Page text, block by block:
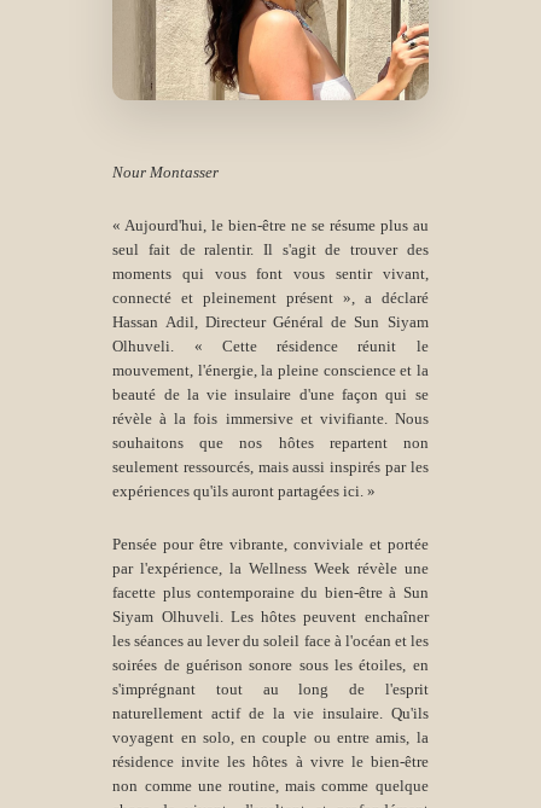
Nour Montasser
« Aujourd'hui, le bien-être ne se résume plus au
seul fait de ralentir. Il s'agit de trouver des
moments qui vous font vous sentir vivant,
connecté et pleinement présent », a déclaré
Hassan Adil, Directeur Général de Sun Siyam
Olhuveli. « Cette résidence réunit le
mouvement, l'énergie, la pleine conscience et la
beauté de la vie insulaire d'une façon qui se
révèle à la fois immersive et vivifiante. Nous
souhaitons que nos hôtes repartent non
seulement ressourcés, mais aussi inspirés par les
expériences qu'ils auront partagées ici. »
Pensée pour être vibrante, conviviale et portée
par l'expérience, la Wellness Week révèle une
facette plus contemporaine du bien-être à Sun
Siyam Olhuveli. Les hôtes peuvent enchaîner
les séances au lever du soleil face à l'océan et les
soirées de guérison sonore sous les étoiles, en
s'imprégnant tout au long de l'esprit
naturellement actif de la vie insulaire. Qu'ils
voyagent en solo, en couple ou entre amis, la
résidence invite les hôtes à vivre le bien-être
non comme une routine, mais comme quelque